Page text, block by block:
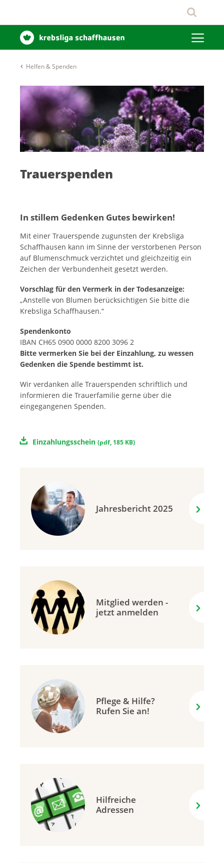
Helfen & Spenden
Trauerspenden
In stillem Gedenken Gutes bewirken!
Mit einer Trauerspende zugunsten der Krebsliga
Schaffhausen kann im Sinne der verstorbenen Person
auf Blumenschmuck verzichtet und gleichzeitig ein
Zeichen der Verbundenheit gesetzt werden.
Vorschlag für den Vermerk in der Todesanzeige:
„Anstelle von Blumen berücksichtigen Sie bitte die
Krebsliga Schaffhausen.“
Spendenkonto
IBAN CH65 0900 0000 8200 3096 2
Bitte vermerken Sie bei der Einzahlung, zu wessen
Gedenken die Spende bestimmt ist.
Wir verdanken alle Trauerspenden schriftlich und
informieren die Trauerfamilie gerne über die
eingegangenen Spenden.
Einzahlungsschein (pdf, 185 KB)
Jahresbericht 2025
Mitglied werden -
jetzt anmelden
Pflege & Hilfe?
Rufen Sie an!
Hilfreiche
Adressen